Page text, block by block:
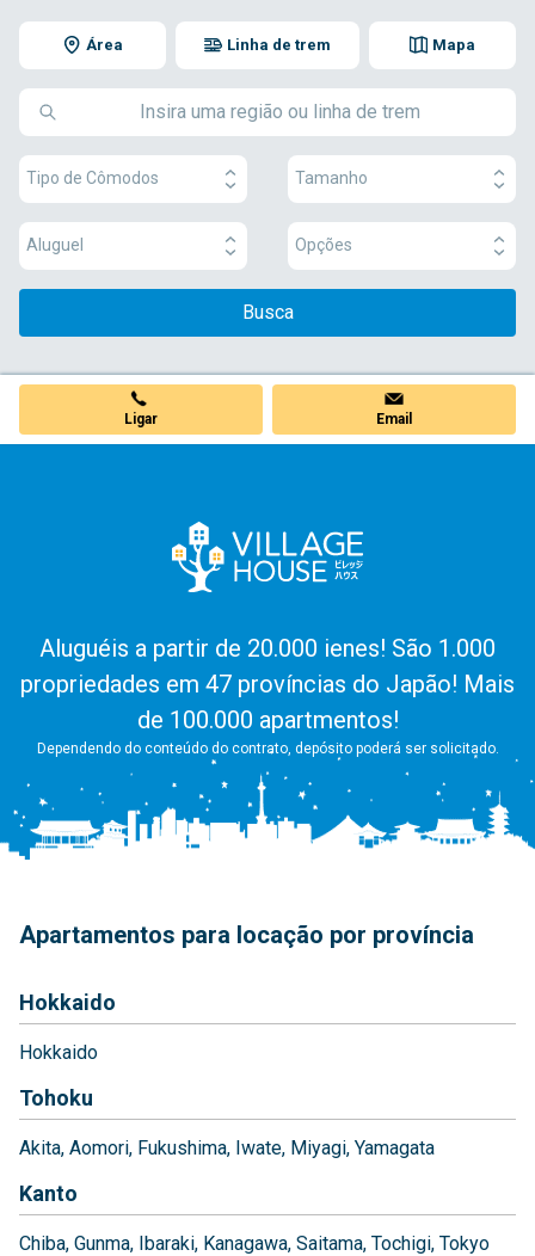
Área Mapa
Linha de trem
Tipo de Cômodos Tamanho
Aluguel Opções
Busca
Ligar Email
Aluguéis a partir de 20.000 ienes! São 1.000
propriedades em 47 províncias do Japão! Mais
de 100.000 apartmentos!
Dependendo do conteúdo do contrato, depósito poderá ser solicitado.
Apartamentos para locação por província
Hokkaido
Hokkaido
Tohoku
Akita Aomori Fukushima Iwate Miyagi Yamagata
Kanto
Chiba Gunma Ibaraki Kanagawa Saitama Tochigi Tokyo